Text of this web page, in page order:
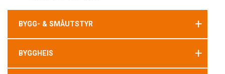
BYGG- & SMÅUTSTYR +
BYGGHEIS +